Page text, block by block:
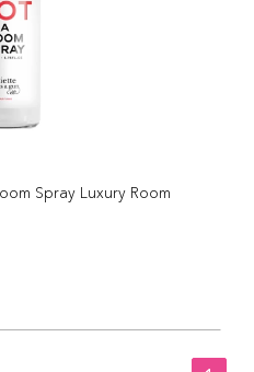
Spray Luxury Room